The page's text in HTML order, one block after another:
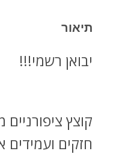
תיאור
יבואן רשמי!!!
קוצץ
חזקים ועמידים